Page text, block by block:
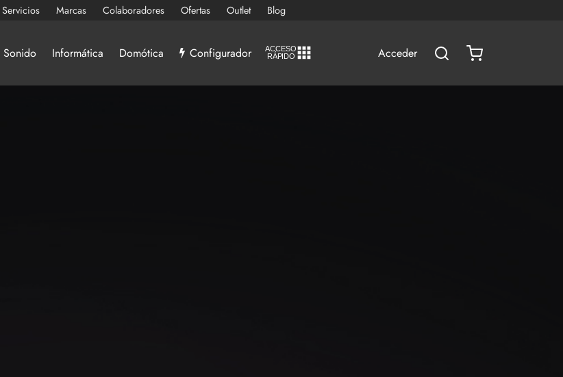
Servicios Marcas Colaboradores Ofertas Outlet Blog
Sonido Informática Domótica Configurador ACCESO
RÁPIDO Acceder